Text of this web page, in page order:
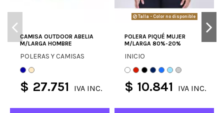
CAMISA OUTDOOR ABELIA
M/LARGA HOMBRE
POLERAS Y CAMISAS
$ 27.751 IVA INC.
Talla - Color no disponible
POLERA PIQUÉ MUJER
M/LARGA 80%-20%
INICIO
$ 10.841 IVA INC.